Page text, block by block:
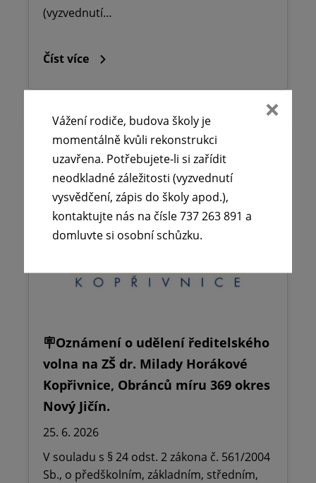
(vyzvednutí…
Číst více
🪧Oznámení o udělení ředitelského
volna na ZŠ dr. Milady Horákové
Kopřivnice, Obránců míru 369 okres
Nový Jičín.
25. 6. 2026
V souladu s § 24 odst. 2 zákona č. 561/2004
Sb., o předškolním, základním, středním,
Vážení rodiče, budova školy je
momentálně kvůli rekonstrukci
uzavřena. Potřebujete-li si zařídit
neodkladné záležitosti (vyzvednutí
vysvědčení, zápis do školy apod.),
kontaktujte nás na čísle 737 263 891 a
domluvte si osobní schůzku.